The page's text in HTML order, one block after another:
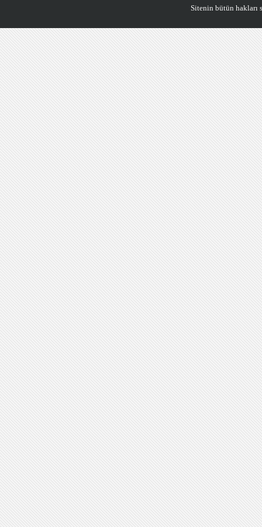
Sitenin bütün hakları